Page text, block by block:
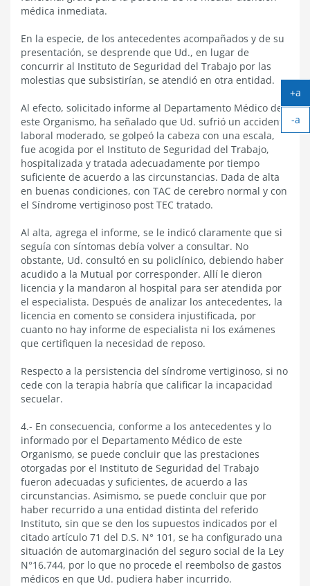
médica inmediata.
En la especie, de los antecedentes acompañados y de su
presentación, se desprende que Ud., en lugar de
concurrir al Instituto de Seguridad del Trabajo por las
molestias que subsistirían, se atendió en otra entidad.
Al efecto, solicitado informe al Departamento Médico de
este Organismo, ha señalado que Ud. sufrió un accidente
laboral moderado, se golpeó la cabeza con una escala,
fue acogida por el Instituto de Seguridad del Trabajo,
hospitalizada y tratada adecuadamente por tiempo
suficiente de acuerdo a las circunstancias. Dada de alta
en buenas condiciones, con TAC de cerebro normal y con
el Síndrome vertiginoso post TEC tratado.
Al alta, agrega el informe, se le indicó claramente que si
seguía con síntomas debía volver a consultar. No
obstante, Ud. consultó en su policlínico, debiendo haber
acudido a la Mutual por corresponder. Allí le dieron
licencia y la mandaron al hospital para ser atendida por
el especialista. Después de analizar los antecedentes, la
licencia en comento se considera injustificada, por
cuanto no hay informe de especialista ni los exámenes
que certifiquen la necesidad de reposo.
Respecto a la persistencia del síndrome vertiginoso, si no
cede con la terapia habría que calificar la incapacidad
secuelar.
4.- En consecuencia, conforme a los antecedentes y lo
informado por el Departamento Médico de este
Organismo, se puede concluir que las prestaciones
otorgadas por el Instituto de Seguridad del Trabajo
fueron adecuadas y suficientes, de acuerdo a las
circunstancias. Asimismo, se puede concluir que por
haber recurrido a una entidad distinta del referido
Instituto, sin que se den los supuestos indicados por el
citado artículo 71 del D.S. N° 101, se ha configurado una
situación de automarginación del seguro social de la Ley
N°16.744, por lo que no procede el reembolso de gastos
médicos en que Ud. pudiera haber incurrido.
+a
-a